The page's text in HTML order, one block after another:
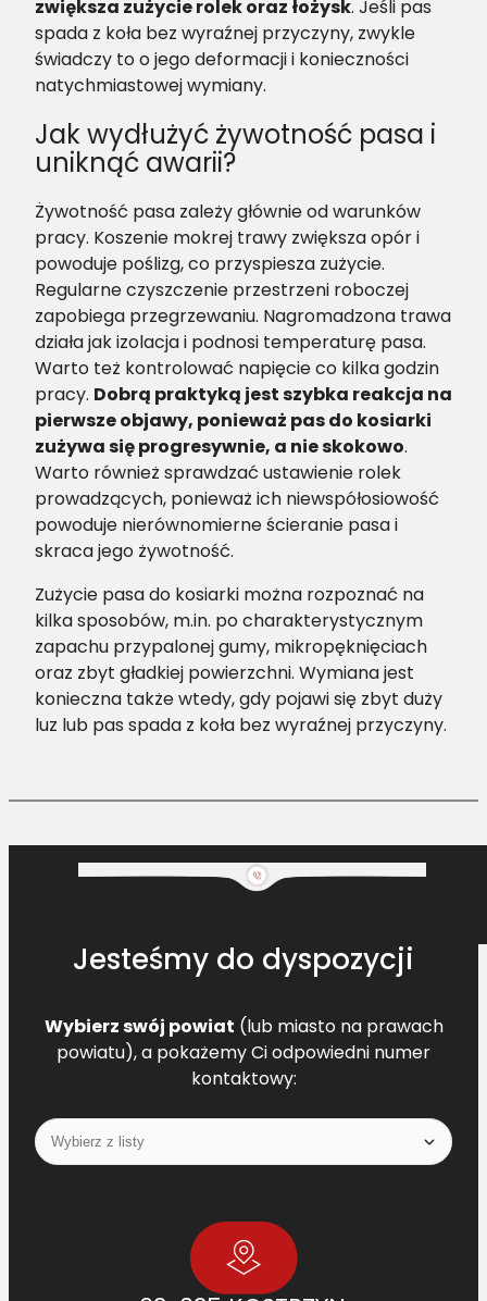
zwiększa zużycie rolek oraz łożysk. Jeśli pas
spada z koła bez wyraźnej przyczyny, zwykle
świadczy to o jego deformacji i konieczności
natychmiastowej wymiany.
Jak wydłużyć żywotność pasa i
uniknąć awarii?
Żywotność pasa zależy głównie od warunków
pracy. Koszenie mokrej trawy zwiększa opór i
powoduje poślizg, co przyspiesza zużycie.
Regularne czyszczenie przestrzeni roboczej
zapobiega przegrzewaniu. Nagromadzona trawa
działa jak izolacja i podnosi temperaturę pasa.
Warto też kontrolować napięcie co kilka godzin
pracy. Dobrą praktyką jest szybka reakcja na
pierwsze objawy, ponieważ pas do kosiarki
zużywa się progresywnie, a nie skokowo.
Warto również sprawdzać ustawienie rolek
prowadzących, ponieważ ich niewspółosiowość
powoduje nierównomierne ścieranie pasa i
skraca jego żywotność.
Zużycie pasa do kosiarki można rozpoznać na
kilka sposobów, m.in. po charakterystycznym
zapachu przypalonej gumy, mikropęknięciach
oraz zbyt gładkiej powierzchni. Wymiana jest
konieczna także wtedy, gdy pojawi się zbyt duży
luz lub pas spada z koła bez wyraźnej przyczyny.
Jesteśmy do dyspozycji
Wybierz swój powiat (lub miasto na prawach
powiatu), a pokażemy Ci odpowiedni numer
kontaktowy: